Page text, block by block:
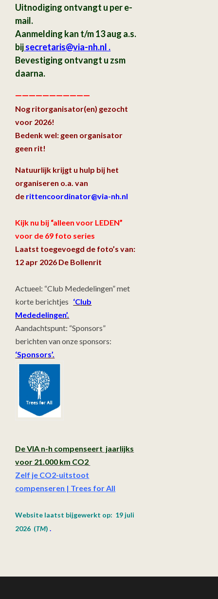
Uitnodiging ontvangt u per e-
mail.
Aanmelding kan t/m 13 aug a.s.
bijsecretaris@via-nh.nl .
Bevestiging ontvangt u zsm
daarna.
———————————
Nog ritorganisator(en) gezocht
voor 2026!
Bedenk wel: geen organisator
geen rit!
Natuurlijk krijgt u hulp bij het
organiseren o.a. van
de rittencoordinator@via-nh.nl
Kijk nu bij “alleen voor LEDEN”
voor de 69 foto series
Laatst toegevoegd de foto’s van:
12 apr 2026 De Bollenrit
Actueel: “Club Mededelingen” met
korte berichtjes ‘Club
Mededelingen’.
Aandachtspunt: “Sponsors”
berichten van onze sponsors:
‘Sponsors’.
De VIA n-h compenseert jaarlijks
voor 21.000 km CO2
Zelf je CO2-uitstoot
compenseren | Trees for All
Website laatst bijgewerkt op: 19 juli
2026 (TM) .